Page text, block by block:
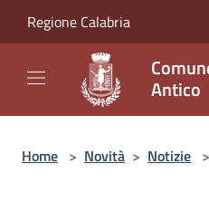
Regione Calabria
Antico
Home > Novità > Notizie >